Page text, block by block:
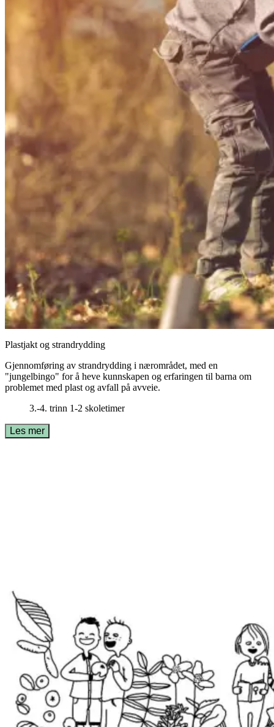
Plastjakt og strandrydding
Gjennomføring av strandrydding i nærområdet, med en
"jungelbingo" for å heve kunnskapen og erfaringen til barna om
problemet med plast og avfall på avveie.
3.-4. trinn 1-2 skoletimer
Les mer